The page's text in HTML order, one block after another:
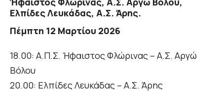
Ελπίδες Λευκάδας, Α.Σ. Άρης.
Πέμπτη 12 Μαρτίου 2026
18.00: Α.Π.Σ. Ήφαιστος Φλώρινας – Α.Σ. Αργώ
Βόλου
20.00: Ελπίδες Λευκάδας – Α.Σ. Άρης